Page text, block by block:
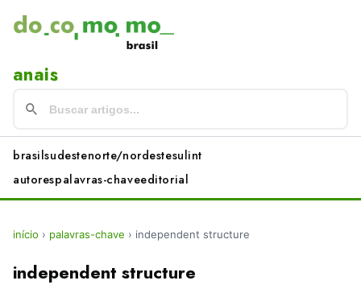
anais
brasilsudestenorte/nordestesulint
autorespalavras-chaveeditorial
início › palavras-chave › independent structure
independent structure